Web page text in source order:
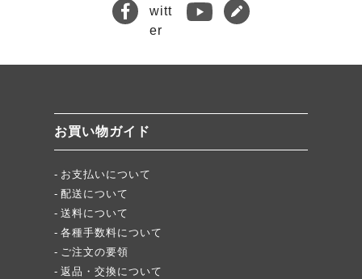
キムチバイキングはお得です！
牡蠣ジュルカレー、絶品中の絶品!
絶品チャーシュー、おすすめ！
「頂・その先」圧倒的美味！
お買い物ガイド
お支払いについて
配送について
送料について
各種手数料について
ご注文の要領
返品・交換について